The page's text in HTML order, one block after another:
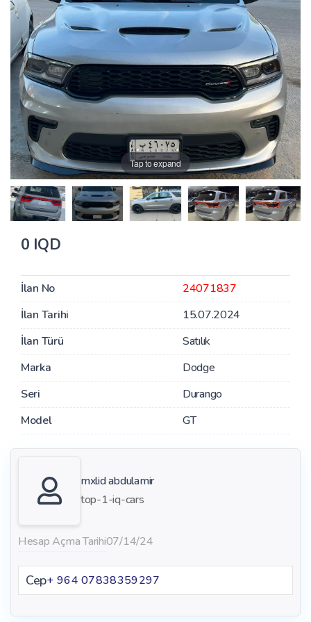
Tap to expand
0 IQD
İlan No
24071837
İlan Tarihi
15.07.2024
İlan Türü
Satılık
Marka
Dodge
Seri
Durango
Model
GT
mxlid abdulamir
top-1-iq-cars
Hesap Açma Tarihi07/14/24
Cep+ 964 07838359297